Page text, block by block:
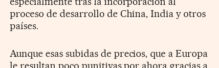
proceso de desarrollo de China, India y otros
países.
Aunque esas subidas de precios, que a Europa
le resultan poco punitivas por ahora gracias a